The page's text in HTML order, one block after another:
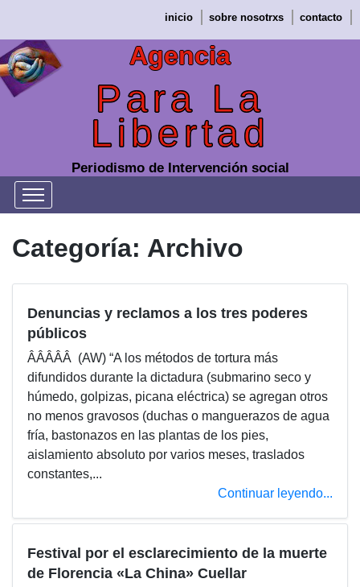
contenido
inicio sobre nosotrxs contacto
Agencia
Para La
Libertad
Periodismo de Intervención social
Categoría: Archivo
Denuncias y reclamos a los tres poderes
públicos
ÂÂÂÂÂ (AW) “A los métodos de tortura más
difundidos durante la dictadura (submarino seco y
húmedo, golpizas, picana eléctrica) se agregan otros
no menos gravosos (duchas o manguerazos de agua
fría, bastonazos en las plantas de los pies,
aislamiento absoluto por varios meses, traslados
constantes,...
Continuar leyendo...
Festival por el esclarecimiento de la muerte
de Florencia «La China» Cuellar